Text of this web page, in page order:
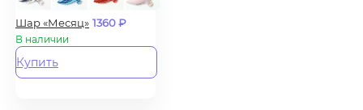
Шар «Месяц» 1360₽
В наличии
Купить